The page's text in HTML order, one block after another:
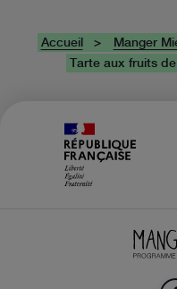
Accueil Manger
Tarte aux fruits